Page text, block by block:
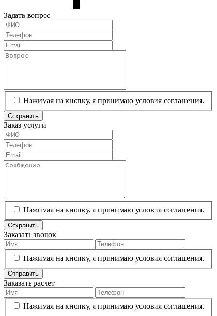
Задать вопрос
Нажимая на кнопку, я принимаю условия соглашения.
Сохранить
Заказ услуги
Нажимая на кнопку, я принимаю условия соглашения.
Сохранить
Заказать звонок
Нажимая на кнопку, я принимаю условия соглашения.
Отправить
Заказать расчет
Нажимая на кнопку, я принимаю условия соглашения.